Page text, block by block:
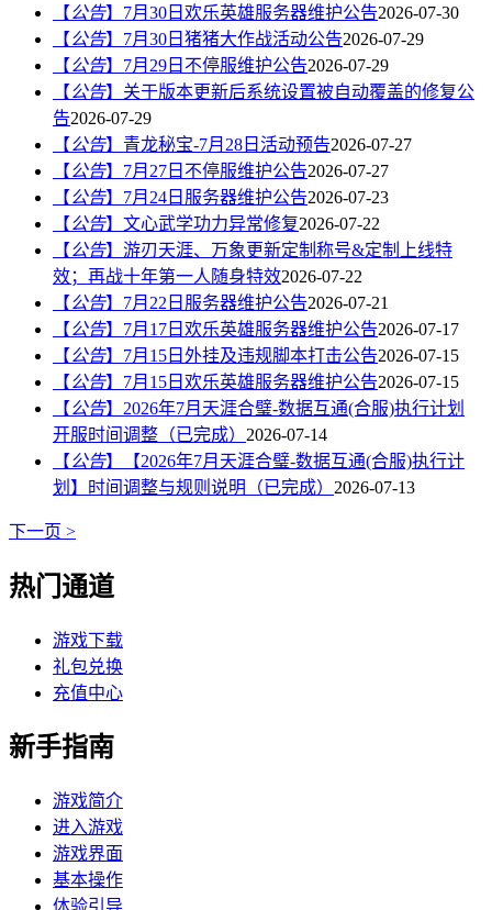
【公告】 7月30日欢乐英雄服务器维护公告2026-07-30
【公告】 7月30日猪猪大作战活动公告2026-07-29
【公告】 7月29日不停服维护公告2026-07-29
【公告】 关于版本更新后系统设置被自动覆盖的修复公
告2026-07-29
【公告】 青龙秘宝-7月28日活动预告2026-07-27
【公告】 7月27日不停服维护公告2026-07-27
【公告】 7月24日服务器维护公告2026-07-23
【公告】 文心武学功力异常修复2026-07-22
【公告】 游刃天涯、万象更新定制称号&定制上线特
效；再战十年第一人随身特效2026-07-22
【公告】 7月22日服务器维护公告2026-07-21
【公告】 7月17日欢乐英雄服务器维护公告2026-07-17
【公告】 7月15日外挂及违规脚本打击公告2026-07-15
【公告】 7月15日欢乐英雄服务器维护公告2026-07-15
【公告】 2026年7月天涯合璧-数据互通(合服)执行计划
开服时间调整（已完成） 2026-07-14
【公告】
【2026年7月天涯合璧-数据互通(合服)执行计
划】时间调整与规则说明（已完成） 2026-07-13
下一页 >
热门通道
游戏下载
礼包兑换
充值中心
新手指南
游戏简介
进入游戏
游戏界面
基本操作